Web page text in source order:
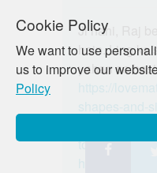
Cookie Policy
We want to use
us to improve our
Policy
aunty
ji
kya…
Ji
nahi,
Raj
Ji nahi, Raj
hain. Ling
yahan se
https://
https://
top-five-facts
https://